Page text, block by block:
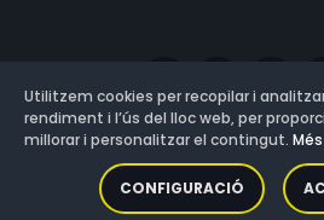
Versió:
Utilitzem cookies per recopilar i
rendiment i l’ús del lloc web, per
millorar i personalitzar el contingut.
CONFIGURACIÓ